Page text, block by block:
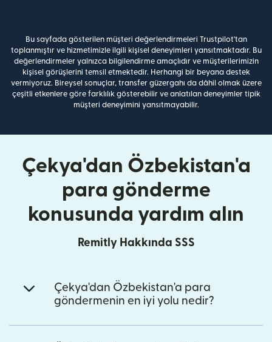
Bu sayfada gösterilen müşteri değerlendirmeleri Trustpilot'tan
toplanmıştır ve hizmetimizle ilgili kişisel deneyimleri yansıtmaktadır. Bu
değerlendirmeler yalnızca bilgilendirme amaçlıdır ve müşterilerimizin
kişisel görüşlerini temsil etmektedir. Herhangi bir beyana destek
vermiyoruz. Bireysel sonuçlar, transfer güzergahı da dâhil olmak üzere
çeşitli etkenlere göre farklılık gösterebilir ve anlatılan deneyimler tipik
müşteri deneyimini yansıtmayabilir.
Çekya'dan Özbekistan'a
para gönderme
konusunda yardım alın
Remitly Hakkında SSS
Çekya'dan Özbekistan'a para
göndermenin en iyi yolu nedir?